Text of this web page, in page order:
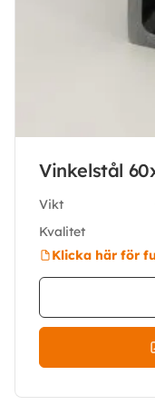
Vinkelstål
Vikt
Kvalitet
Klicka här för